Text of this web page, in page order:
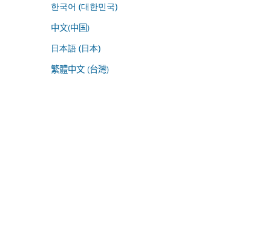
한국어 (대한민국)
中文(中国)
日本語 (日本)
繁體中文 (台灣)